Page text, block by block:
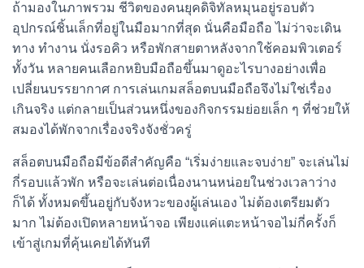
ถ้ามองในภาพรวม ชีวิตของคนยุคดิจิทัลหมุนอยู่รอบตัว
อุปกรณ์ชิ้นเล็กที่อยู่ในมือมากที่สุด นั่นคือมือถือ ไม่ว่าจะเดิน
ทาง ทำงาน นั่งรอคิว หรือพักสายตาหลังจากใช้คอมพิวเตอร์
ทั้งวัน หลายคนเลือกหยิบมือถือขึ้นมาดูอะไรบางอย่างเพื่อ
เปลี่ยนบรรยากาศ การเล่นเกมสล็อตบนมือถือจึงไม่ใช่เรื่อง
เกินจริง แต่กลายเป็นส่วนหนึ่งของกิจกรรมย่อยเล็ก ๆ ที่ช่วยให้
สมองได้พักจากเรื่องจริงจังชั่วครู่
สล็อตบนมือถือมีข้อดีสำคัญคือ “เริ่มง่ายและจบง่าย” จะเล่นไม่
กี่รอบแล้วพัก หรือจะเล่นต่อเนื่องนานหน่อยในช่วงเวลาว่าง
ก็ได้ ทั้งหมดขึ้นอยู่กับจังหวะของผู้เล่นเอง ไม่ต้องเตรียมตัว
มาก ไม่ต้องเปิดหลายหน้าจอ เพียงแค่แตะหน้าจอไม่กี่ครั้งก็
เข้าสู่เกมที่คุ้นเคยได้ทันที